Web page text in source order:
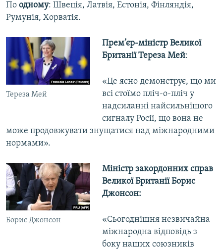
По одному: Швеція, Латвія, Естонія, Фінляндія,
Румунія, Хорватія.
Тереза Мей
Прем’єр-міністр Великої
Британії Тереза Мей:
«Це ясно демонструє, що ми
всі стоїмо пліч-о-пліч у
надсиланні найсильнішого
сигналу Росії, що вона не
може продовжувати знущатися над міжнародними
нормами».
Борис Джонсон
Міністр закордонних справ
Великої Британії Борис
Джонсон:
«Сьогоднішня незвичайна
міжнародна відповідь з
боку наших союзників